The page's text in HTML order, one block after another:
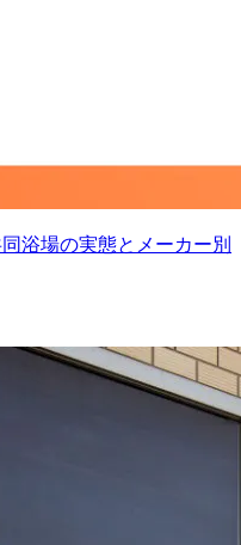
浴場の実態とメーカー別